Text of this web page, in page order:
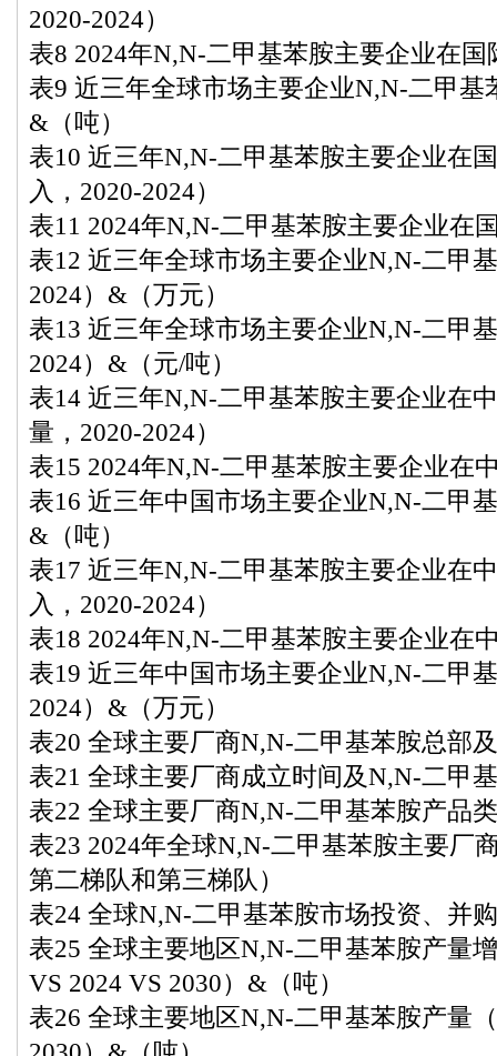
2020-2024）
表8 2024年N,N-二甲基苯胺主要企业在
表9 近三年全球市场主要企业N,N-二甲基
&（吨）
表10 近三年N,N-二甲基苯胺主要企业在
入，2020-2024）
表11 2024年N,N-二甲基苯胺主要企业在
表12 近三年全球市场主要企业N,N-二甲
2024）&（万元）
表13 近三年全球市场主要企业N,N-二甲
2024）&（元/吨）
表14 近三年N,N-二甲基苯胺主要企业在
量，2020-2024）
表15 2024年N,N-二甲基苯胺主要企业在
表16 近三年中国市场主要企业N,N-二甲
&（吨）
表17 近三年N,N-二甲基苯胺主要企业在
入，2020-2024）
表18 2024年N,N-二甲基苯胺主要企业在
表19 近三年中国市场主要企业N,N-二甲
2024）&（万元）
表20 全球主要厂商N,N-二甲基苯胺总部
表21 全球主要厂商成立时间及N,N-二甲
表22 全球主要厂商N,N-二甲基苯胺产品
表23 2024年全球N,N-二甲基苯胺主要厂
第二梯队和第三梯队）
表24 全球N,N-二甲基苯胺市场投资、并
表25 全球主要地区N,N-二甲基苯胺产量
VS 2024 VS 2030）&（吨）
表26 全球主要地区N,N-二甲基苯胺产量